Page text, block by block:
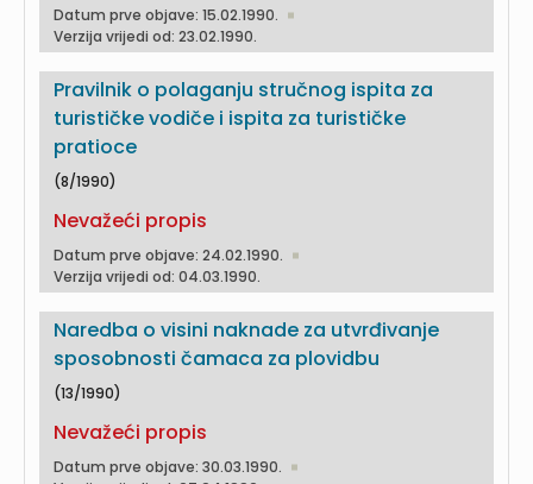
Datum prve objave: 15.02.1990.
Verzija vrijedi od: 23.02.1990.
Pravilnik o polaganju stručnog ispita za
turističke vodiče i ispita za turističke
pratioce
(8/1990)
Nevažeći propis
Datum prve objave: 24.02.1990.
Verzija vrijedi od: 04.03.1990.
Naredba o visini naknade za utvrđivanje
sposobnosti čamaca za plovidbu
(13/1990)
Nevažeći propis
Datum prve objave: 30.03.1990.